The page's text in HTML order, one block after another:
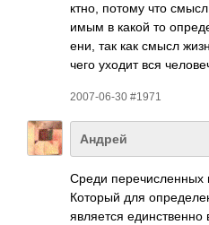
ктно, потому что
имым в какой то
ени, так как смысл
чего уходит вся
2007-06-30 #1971
Андрей
Среди пере­числ­енных
Который для
явля­ется